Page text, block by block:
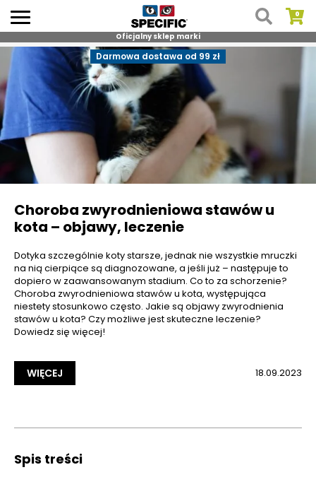
Skip
to
content
Oficjalny sklep marki
Darmowa dostawa od 99 zł
Choroba zwyrodnieniowa stawów u
kota – objawy, leczenie
Dotyka szczególnie koty starsze, jednak nie wszystkie mruczki
na nią cierpiące są diagnozowane, a jeśli już – następuje to
dopiero w zaawansowanym stadium. Co to za schorzenie?
Choroba zwyrodnieniowa stawów u kota, występująca
niestety stosunkowo często. Jakie są objawy zwyrodnienia
stawów u kota? Czy możliwe jest skuteczne leczenie?
Dowiedz się więcej!
WIĘCEJ 18.09.2023
Spis treści